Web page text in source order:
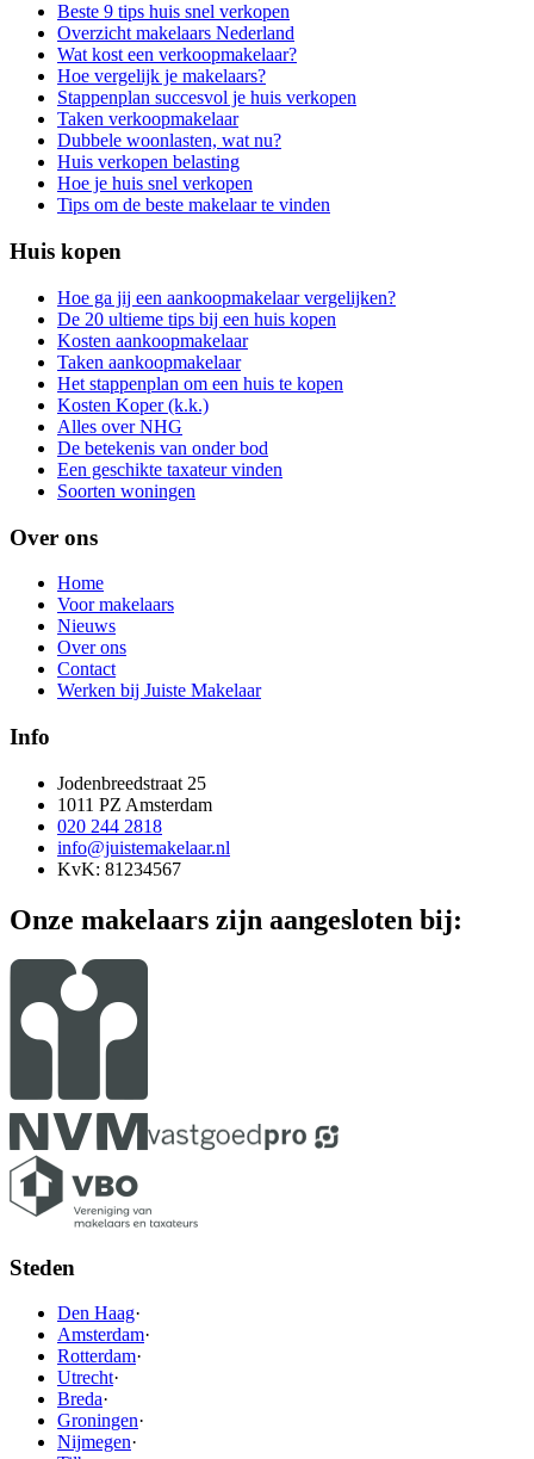
Beste 9 tips huis snel verkopen
Overzicht makelaars Nederland
Wat kost een verkoopmakelaar?
Hoe vergelijk je makelaars?
Stappenplan succesvol je huis verkopen
Taken verkoopmakelaar
Dubbele woonlasten, wat nu?
Huis verkopen belasting
Hoe je huis snel verkopen
Tips om de beste makelaar te vinden
Huis kopen
Hoe ga jij een aankoopmakelaar vergelijken?
De 20 ultieme tips bij een huis kopen
Kosten aankoopmakelaar
Taken aankoopmakelaar
Het stappenplan om een huis te kopen
Kosten Koper (k.k.)
Alles over NHG
De betekenis van onder bod
Een geschikte taxateur vinden
Soorten woningen
Over ons
Home
Voor makelaars
Nieuws
Over ons
Contact
Werken bij Juiste Makelaar
Info
Jodenbreedstraat 25
1011 PZ Amsterdam
020 244 2818
info@juistemakelaar.nl
KvK: 81234567
Onze makelaars zijn aangesloten bij:
Steden
Den Haag·
Amsterdam·
Rotterdam·
Utrecht·
Breda·
Groningen·
Nijmegen·